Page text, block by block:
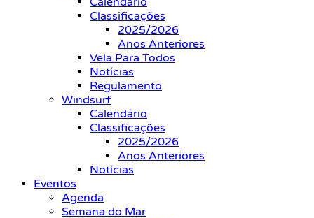
Classificações
2025/2026
Anos Anteriores
Vela Para Todos
Notícias
Regulamento
Windsurf
Calendário
Classificações
2025/2026
Anos Anteriores
Notícias
Eventos
Agenda
Semana do Mar